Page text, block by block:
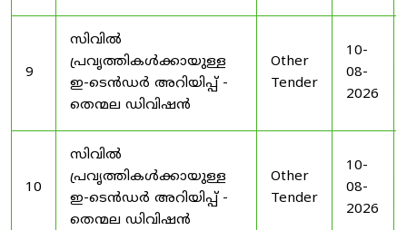
9
സിവിൽ
പ്രവൃത്തികൾക്കായുള്ള
ഇ-ടെൻഡർ അറിയിപ്പ് -
തെന്മല ഡിവിഷൻ
Other
Tender
10-
08-
2026
10
സിവിൽ
പ്രവൃത്തികൾക്കായുള്ള
ഇ-ടെൻഡർ അറിയിപ്പ് -
തെന്മല ഡിവിഷൻ
Other
Tender
10-
08-
2026